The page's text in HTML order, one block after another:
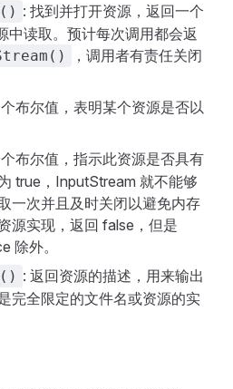
: 找到并打开资源，返回一个
中读取。预计每次调用都会返
，调用者有责任关闭
布尔值，表明某个资源是否以
布尔值，指示此资源是否具有
true，InputStream 就不能够
一次并且及时关闭以避免内存
源实现，返回 false，但是
除外。
: 返回资源的描述，用来输出
完全限定的文件名或资源的实